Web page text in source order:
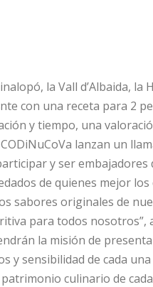
la Vall d’Albaida, la
con una receta para 2
y tiempo, una
lanzan un
y ser embajadores
de quienes mejor los
sabores originales de
para todos nosotros”,
la misión de
y sensibilidad de cada
culinario de